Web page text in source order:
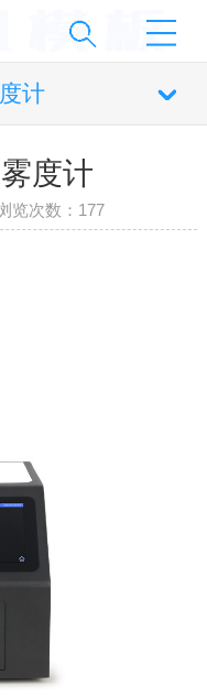
计
度计
览次数： 177